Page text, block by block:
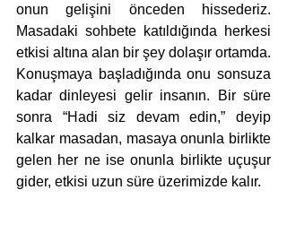
onun gelişini önceden hissederiz.
Masadaki sohbete katıldığında herkesi
etkisi altına alan bir şey dolaşır ortamda.
Konuşmaya başladığında onu sonsuza
kadar dinleyesi gelir insanın. Bir süre
sonra “Hadi siz devam edin,” deyip
kalkar masadan, masaya onunla birlikte
gelen her ne ise onunla birlikte uçuşur
gider, etkisi uzun süre üzerimizde kalır.